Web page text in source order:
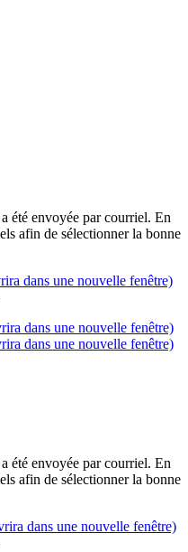
été envoyée par courriel. En
afin de sélectionner la bonne
dans une nouvelle fenêtre)
dans une nouvelle fenêtre)
dans une nouvelle fenêtre)
été envoyée par courriel. En
afin de sélectionner la bonne
dans une nouvelle fenêtre)